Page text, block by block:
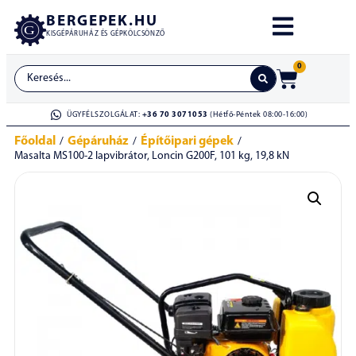
BERGEPEK.HU
KISGÉPÁRUHÁZ ÉS GÉPKÖLCSÖNZŐ
0
ÜGYFÉLSZOLGÁLAT: +36 70 3071053 (Hétfő-Péntek 08:00-16:00)
Főoldal / Gépáruház / Építőipari gépek /
Masalta MS100-2 lapvibrátor, Loncin G200F, 101 kg, 19,8 kN